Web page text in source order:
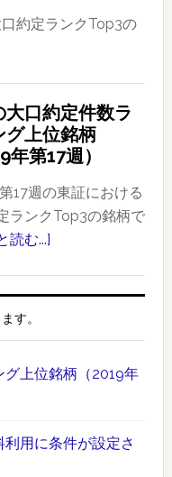
約定ランクTop3の
大口約定件数ラ
グ上位銘柄
年第17週）
17週の東証における
ランクTop3の銘柄で
読む...]
約
数
す。
上位銘柄（2019年
利用に条件が設定さ